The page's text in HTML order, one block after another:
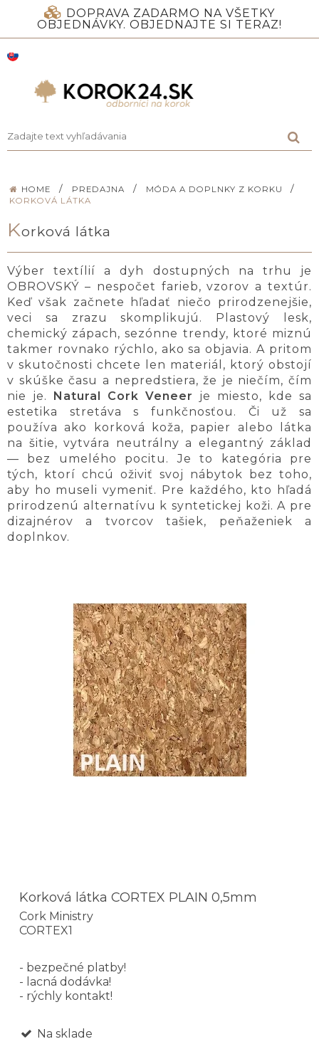
DOPRAVA ZADARMO NA VŠETKY
OBJEDNÁVKY. OBJEDNAJTE SI TERAZ!
HOME / PREDAJNA / MÓDA A DOPLNKY Z KORKU /
KORKOVÁ LÁTKA
Korková látka
Výber textílií a dyh dostupných na trhu je
OBROVSKÝ – nespočet farieb, vzorov a textúr.
Keď však začnete hľadať niečo prirodzenejšie,
veci sa zrazu skomplikujú. Plastový lesk,
chemický zápach, sezónne trendy, ktoré miznú
takmer rovnako rýchlo, ako sa objavia. A pritom
v skutočnosti chcete len materiál, ktorý obstojí
v skúške času a nepredstiera, že je niečím, čím
nie je.
Natural Cork Veneer
je miesto, kde sa
estetika stretáva s funkčnosťou. Či už sa
používa ako korková koža, papier alebo látka
na šitie, vytvára neutrálny a elegantný základ
— bez umelého pocitu. Je to kategória pre
tých, ktorí chcú oživiť svoj nábytok bez toho,
aby ho museli vymeniť. Pre každého, kto hľadá
prirodzenú alternatívu k syntetickej koži. A pre
dizajnérov a tvorcov tašiek, peňaženiek a
doplnkov.
Korková látka CORTEX PLAIN 0,5mm
Cork Ministry
CORTEX1
- bezpečné platby!
- lacná dodávka!
- rýchly kontakt!
Na sklade